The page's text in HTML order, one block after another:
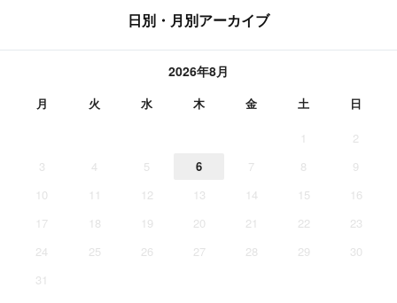
日別・月別アーカイブ
2026年8月
月 火 水 木 金 土 日
1
2
3
4 5 6 7 8
9
10
11 12 13 14 15
16
17
18 19 20 21 22
23
24
25 26 27 28 29
30
31